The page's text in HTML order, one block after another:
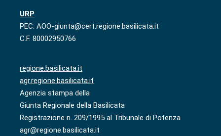
URP
PEC: AOO-giunta@cert.regione.basilicata.it
C.F. 80002950766
regione.basilicata.it
agr.regione.basilicata.it
Agenzia stampa della
Giunta Regionale della Basilicata
Registrazione n. 209/1995 al Tribunale di Potenza
agr@regione.basilicata.it